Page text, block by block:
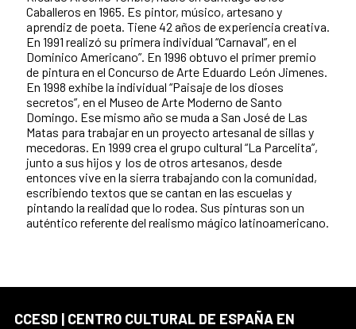
Caballeros en 1965. Es pintor, músico, artesano y
aprendiz de poeta. Tiene 42 años de experiencia creativa.
En 1991 realizó su primera individual “Carnaval”, en el
Dominico Americano”. En 1996 obtuvo el primer premio
de pintura en el Concurso de Arte Eduardo León Jimenes.
En 1998 exhibe la individual “Paisaje de los dioses
secretos”, en el Museo de Arte Moderno de Santo
Domingo. Ese mismo año se muda a San José de Las
Matas para trabajar en un proyecto artesanal de sillas y
mecedoras. En 1999 crea el grupo cultural “La Parcelita”,
junto a sus hijos y los de otros artesanos, desde
entonces vive en la sierra trabajando con la comunidad,
escribiendo textos que se cantan en las escuelas y
pintando la realidad que lo rodea. Sus pinturas son un
auténtico referente del realismo mágico latinoamericano.
CCESD | CENTRO CULTURAL DE ESPAÑA EN